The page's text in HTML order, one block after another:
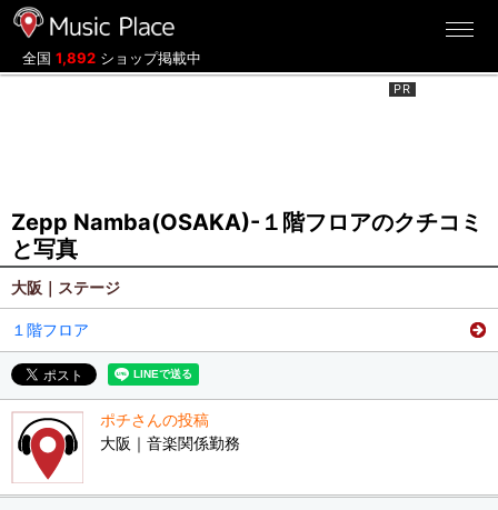
全国 1,892 ショップ掲載中
Zepp Namba(OSAKA)-１階フロアのクチコミ
と写真
大阪｜ステージ
１階フロア
ポチさんの投稿
大阪｜音楽関係勤務